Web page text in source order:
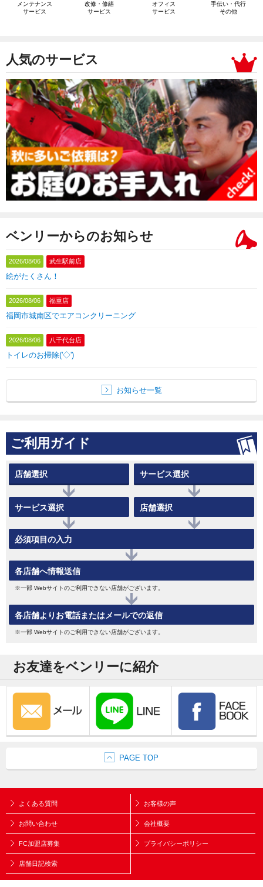
メンテナンス
サービス
改修・修繕
サービス
オフィス
サービス
手伝い・代行
その他
人気のサービス
ベンリーからのお知らせ
2026/08/06 武生駅前店
絵がたくさん！
2026/08/06 福重店
福岡市城南区でエアコンクリーニング
2026/08/06 八千代台店
トイレのお掃除('◇')ゞ
お知らせ一覧
ご利用ガイド
店舗選択 サービス選択
サービス選択 店舗選択
必須項目の入力
各店舗へ情報送信
※一部 Webサイトのご利用できない店舗がございます。
各店舗よりお電話またはメールでの返信
※一部 Webサイトのご利用できない店舗がございます。
お友達をベンリーに紹介
PAGE TOP
よくある質問
お問い合わせ
FC加盟店募集
店舗日記検索
お客様の声
会社概要
プライバシーポリシー